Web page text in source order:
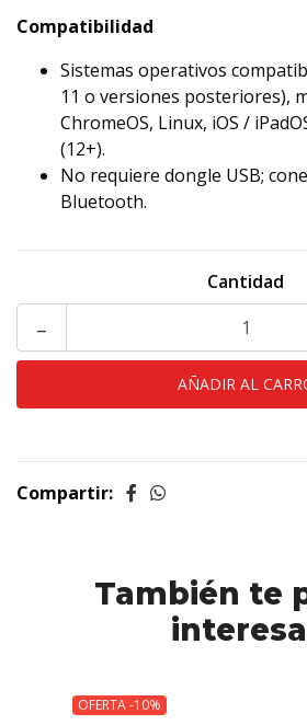
Compatibilidad
Sistemas operativos
11 o versiones posteriores),
ChromeOS, Linux, iOS /
(12+).
No requiere dongle USB;
Bluetooth.
Cantidad
-
Compartir:
También te
OFERTA -10%